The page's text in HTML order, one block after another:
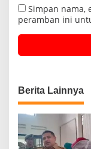
Simpan nama,
peramban ini
Berita Lainnya